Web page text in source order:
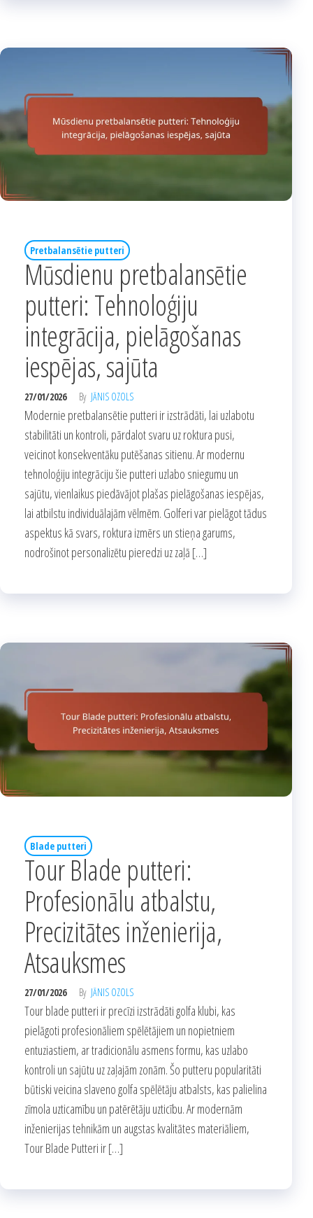
Pretbalansētie putteri
Mūsdienu pretbalansētie
putteri: Tehnoloģiju
integrācija, pielāgošanas
iespējas, sajūta
27/01/2026 By JĀNIS OZOLS
Modernie pretbalansētie putteri ir izstrādāti, lai uzlabotu
stabilitāti un kontroli, pārdalot svaru uz roktura pusi,
veicinot konsekventāku putēšanas sitienu. Ar modernu
tehnoloģiju integrāciju šie putteri uzlabo sniegumu un
sajūtu, vienlaikus piedāvājot plašas pielāgošanas iespējas,
lai atbilstu individuālajām vēlmēm. Golferi var pielāgot tādus
aspektus kā svars, roktura izmērs un stieņa garums,
nodrošinot personalizētu pieredzi uz zaļā […]
Blade putteri
Tour Blade putteri:
Profesionālu atbalstu,
Precizitātes inženierija,
Atsauksmes
27/01/2026 By JĀNIS OZOLS
Tour blade putteri ir precīzi izstrādāti golfa klubi, kas
pielāgoti profesionāliem spēlētājiem un nopietniem
entuziastiem, ar tradicionālu asmens formu, kas uzlabo
kontroli un sajūtu uz zaļajām zonām. Šo putteru popularitāti
būtiski veicina slaveno golfa spēlētāju atbalsts, kas palielina
zīmola uzticamību un patērētāju uzticību. Ar modernām
inženierijas tehnikām un augstas kvalitātes materiāliem,
Tour Blade Putteri ir […]